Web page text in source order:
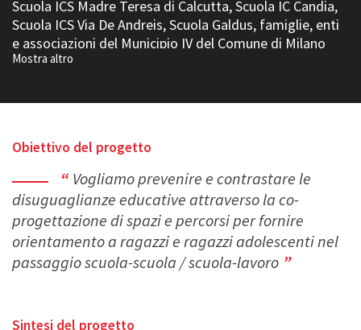
Scuola ICS Madre Teresa di Calcutta, Scuola IC Candia,
Scuola ICS Via De Andreis, Scuola Galdus, famiglie, enti
e associazioni del Municipio IV del Comune di Milano
Obiettivo del progetto
Vogliamo prevenire e contrastare le
disuguaglianze educative attraverso la co-
progettazione di spazi e percorsi per fornire
orientamento a ragazzi e ragazzi adolescenti nel
passaggio scuola-scuola / scuola-lavoro
Sintesi del progetto